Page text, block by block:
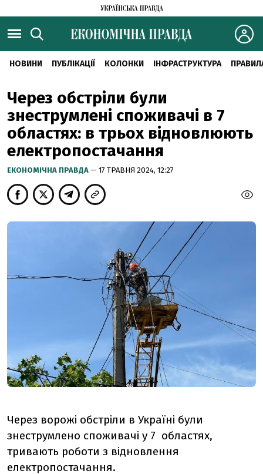
НОВИНИ ПУБЛІКАЦІЇ КОЛОНКИ ІНФРАСТРУКТУРА
Через обстріли були
знеструмлені споживачі в 7
областях: в трьох відновлюють
електропостачання
ЕКОНОМІЧНА ПРАВДА — 17 ТРАВНЯ 2024, 12:27
Через ворожі обстріли в Україні були
знеструмлено споживачі у 7 областях,
тривають роботи з відновлення
електропостачання.